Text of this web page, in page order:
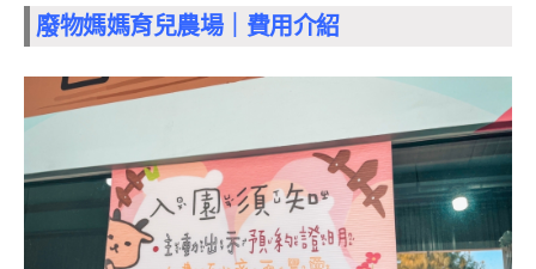
廢物媽媽育兒農場｜費用介紹